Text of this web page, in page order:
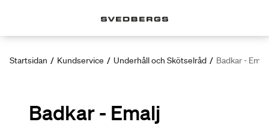
Startsidan / Kundservice / Underhåll och Skötselråd / Badkar - Emalj
Badkar - Emalj